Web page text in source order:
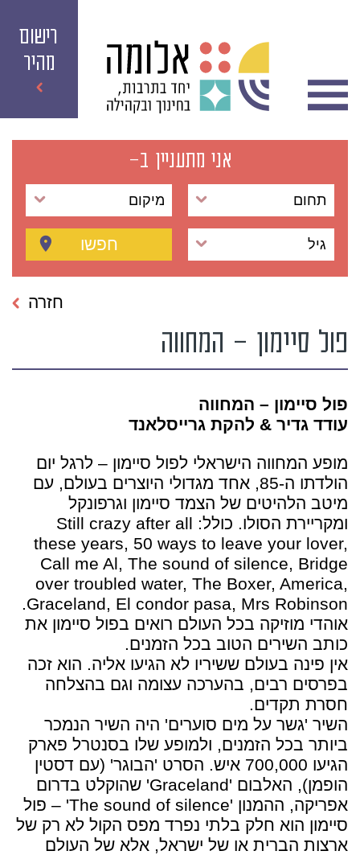
רישום
מהיר
אני מתעניין ב-
תחום מיקום
גיל חפשו
פול סיימון – המחווה
חזרה
פול סיימון – המחווה
עודד גדיר & להקת גרייסלאנד
מופע המחווה הישראלי לפול סיימון – לרגל יום
הולדתו ה-85, אחד מגדולי היוצרים בעולם, עם
מיטב הלהיטים של הצמד סיימון וגרפונקל
ומקריירת הסולו. כולל: Still crazy after all
these years, 50 ways to leave your lover,
Call me Al, The sound of silence, Bridge
over troubled water, The Boxer, America,
Graceland, El condor pasa, Mrs Robinson.
אוהדי מוזיקה בכל העולם רואים בפול סיימון את
כותב השירים הטוב בכל הזמנים.
אין פינה בעולם ששיריו לא הגיעו אליה. הוא זכה
בפרסים רבים, בהערכה עצומה וגם בהצלחה
חסרת תקדים.
השיר 'גשר על מים סוערים' היה השיר הנמכר
ביותר בכל הזמנים, ולמופע שלו בסנטרל פארק
הגיעו 700,000 איש. הסרט 'הבוגר' (עם דסטין
הופמן), האלבום 'Graceland' שהוקלט בדרום
אפריקה, ההמנון 'The sound of silence' – פול
סיימון הוא חלק בלתי נפרד מפס הקול לא רק של
ארצות הברית או של ישראל, אלא של העולם